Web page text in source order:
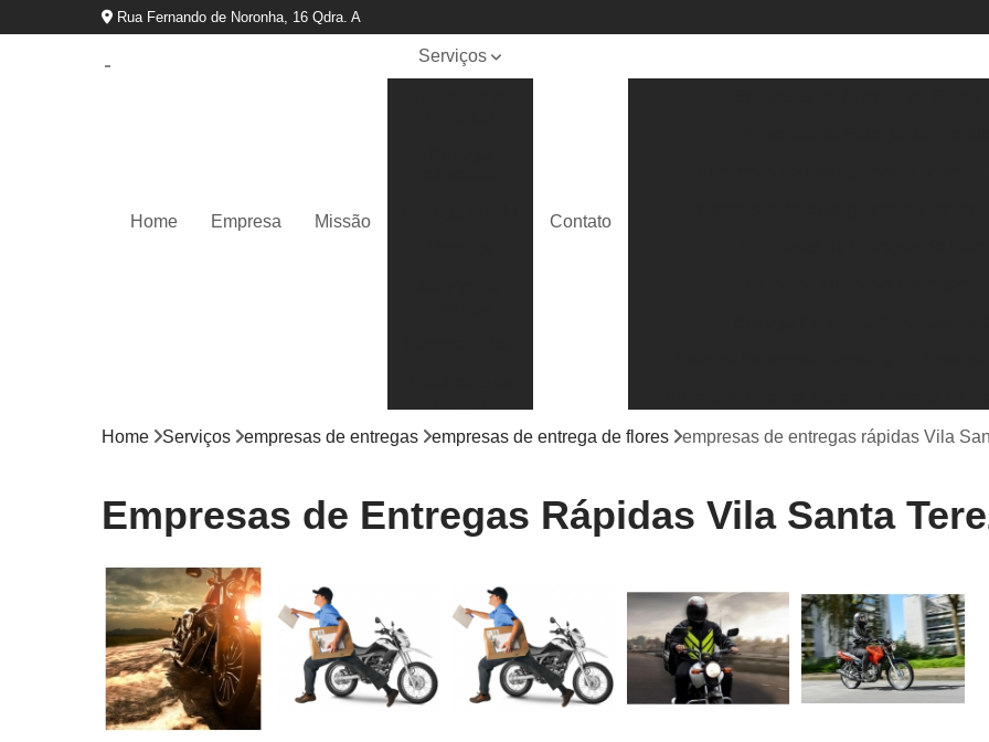
Rua Fernando de Noronha, 16 Qdra. A
Home Empresa Missão
Serviços
Contato
Entrega Expressa Roupa
Entrega
Entrega Rápida de Farmácia
Entrega
Entrega Rápida Motoboy
Entrega
Motoboy Entrega Documentos
Motoboy para Entrega
Motoboy para
Home Serviços empresas de entregas empresas de entrega de flores empresas de entregas rápidas Vila
Empresas de Entregas Rápidas Vila Santa